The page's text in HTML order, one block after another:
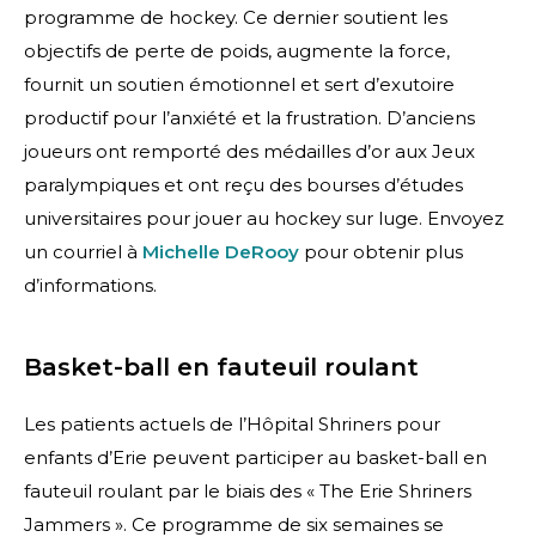
programme de hockey. Ce dernier soutient les
objectifs de perte de poids, augmente la force,
fournit un soutien émotionnel et sert d’exutoire
productif pour l’anxiété et la frustration. D’anciens
joueurs ont remporté des médailles d’or aux Jeux
paralympiques et ont reçu des bourses d’études
universitaires pour jouer au hockey sur luge. Envoyez
un courriel à Michelle DeRooy pour obtenir plus
d’informations.
Basket-ball en fauteuil roulant
Les patients actuels de l’Hôpital Shriners pour
enfants d’Erie peuvent participer au basket-ball en
fauteuil roulant par le biais des « The Erie Shriners
Jammers ». Ce programme de six semaines se